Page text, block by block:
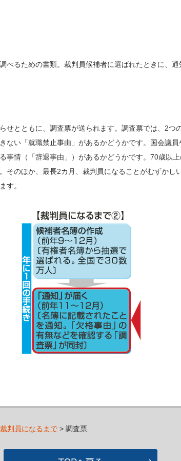
べるための書類。裁判員候補者に選ばれたときに、
せとともに、調査票が送られます。調査票では、2つ
い「就職禁止事由」があるかどうかです。国会議員
事情（「辞退事由」）があるかどうかです。70歳以
そのほか、最長2カ月、裁判員になることがむずかし
す。
裁判員になるまで > 調査票